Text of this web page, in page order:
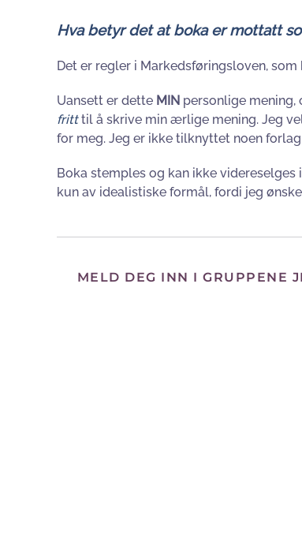
Hva betyr det at boka er mottatt
Det er regler i Markedsføringsloven,
Uansett er dette MIN personlige mening,
fritttil å skrive min ærlige mening. Jeg
for meg. Jeg er ikke tilknyttet noen
Boka stemples og kan ikke
kun av idealistiske formål, fordi jeg
MELD DEG INN I GRUPPENE